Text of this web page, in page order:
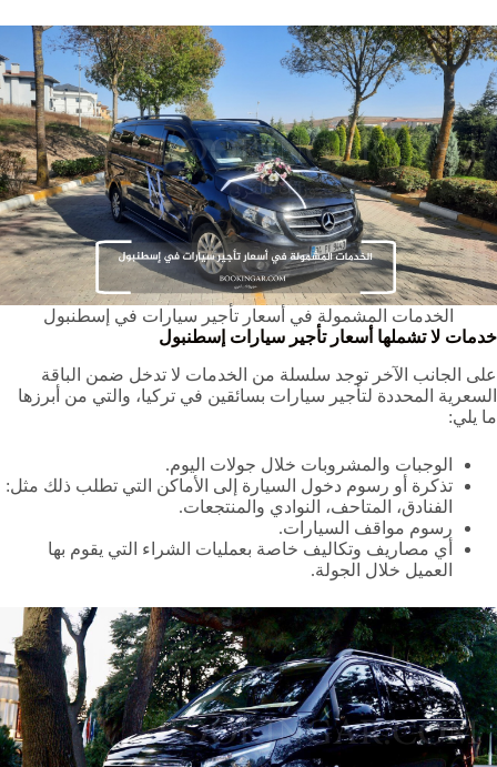
الخدمات المشمولة في أسعار تأجير سيارات في إسطنبول
خدمات لا تشملها أسعار تأجير سيارات إسطنبول
على الجانب الآخر توجد سلسلة من الخدمات لا تدخل ضمن الباقة
السعرية المحددة لتأجير سيارات بسائقين في تركيا، والتي من أبرزها
ما يلي:
الوجبات والمشروبات خلال جولات اليوم.
تذكرة أو رسوم دخول السيارة إلى الأماكن التي تطلب ذلك مثل:
الفنادق، المتاحف، النوادي والمنتجعات.
رسوم مواقف السيارات.
أي مصاريف وتكاليف خاصة بعمليات الشراء التي يقوم بها
العميل خلال الجولة.